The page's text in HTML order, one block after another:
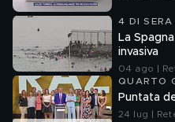
4 DI SERA
La
invasiva
04 ago |
QUARTO
Puntata
24 lug |